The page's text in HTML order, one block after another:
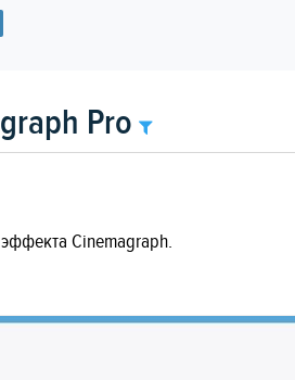
Pro
Cinemagraph.